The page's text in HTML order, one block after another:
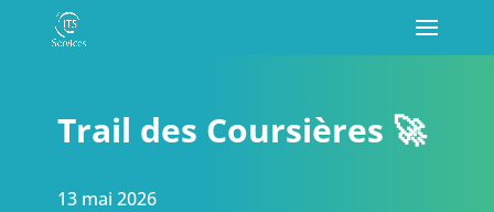
Trail des Coursières 🚀
13 mai 2026